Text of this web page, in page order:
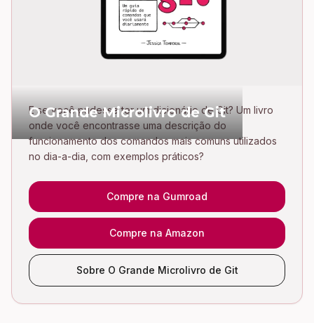
O Grande Microlivro de Git
E se você pudesse ter um dicionário de Git? Um livro
onde você encontrasse uma descrição do
funcionamento dos comandos mais comuns utilizados
no dia-a-dia, com exemplos práticos?
Compre na Gumroad
Compre na Amazon
Sobre O Grande Microlivro de Git